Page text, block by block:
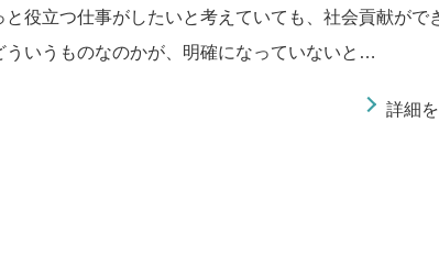
と役立つ仕事がしたいと考えていても、社会貢献がで
ういうものなのかが、明確になっていないと…
詳細